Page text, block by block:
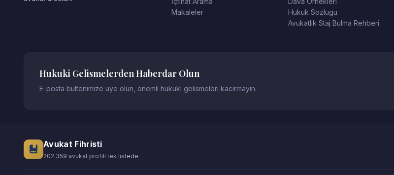
Makaleler
Hukuk Sozlugu
Avukatlık Staj Bulma Rehberi
Hukuki Gelismelerden Haberdar Olun
E-posta bultenimize uye olun, onemli hukuki gelismeleri kacirmayin.
Avukat Fihristi
202.359 avukat profili tek listede